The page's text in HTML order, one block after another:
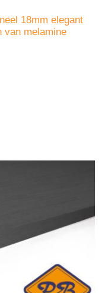
18mm elegant
van melamine